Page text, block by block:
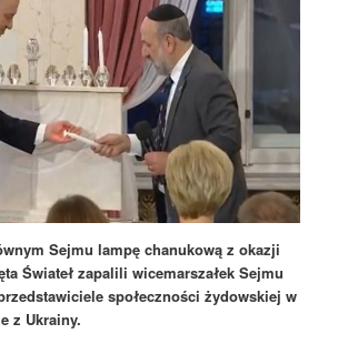
Sejmu lampę chanukową z okazji
Świateł zapalili wicemarszałek Sejmu
społeczności żydowskiej w
z Ukrainy.